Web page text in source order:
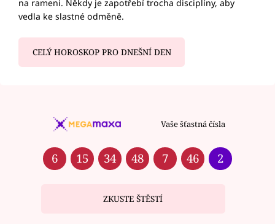
na rameni. Někdy je zapotřebí trocha disciplíny, aby
vedla ke slastné odměně.
CELÝ HOROSKOP PRO DNEŠNÍ DEN
Vaše šťastná čísla
6 15 34 48 7 46 2
ZKUSTE ŠTĚSTÍ